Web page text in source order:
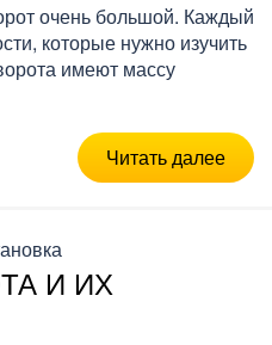
очень большой. Каждый
которые нужно изучить
имеют массу
Читать далее
И ИХ